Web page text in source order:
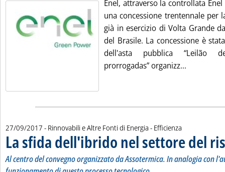
Enel, attraverso la controllata
una concessione trentennale per
già in esercizio di Volta Grande
del Brasile. La concessione è
dell'asta pubblica “Leilão
prorrogadas” organizz...
27/09/2017 - Rinnovabili e Altre Fonti di Energia - Efficienza
La sfida dell'ibrido nel settore del
Al centro del convegno organizzato da Assotermica. In analogia con